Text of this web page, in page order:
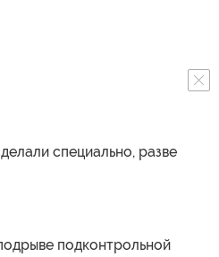
специально, разве
подконтрольной